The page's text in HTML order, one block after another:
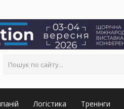
Логістика Тренінги